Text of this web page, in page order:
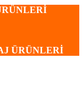
ÜRÜNLERİ